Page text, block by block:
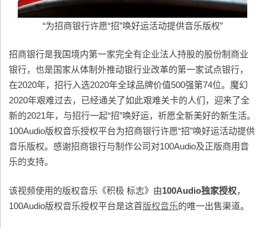
“为招商银行许愿“招”唤好运活动提供音乐版权”
招商银行是我国境内第一家完全有企业法人持股的股份制商业
银行，也是国家从体制外推动银行业改革的第一家试点银行，
在2020年，招行入选2020年全球品牌价值500强第74位。魔幻
2020年艰难过去，已经通关了如此艰难关卡的人们，迎来了全
新的2021年，与招行一起“招”唤好运，祈愿全新美好的新生活。
100Audio版权音乐授权平台为招商银行许愿“招”唤好运活动提供
音乐版权。感谢招商银行与制作公司对100Audio及正版商用音
乐的支持。
该视频使用的版权音乐《积极 标志》由100Audio独家授权，
100Audio版权音乐授权平台是这首版权音乐的唯一出售渠道。